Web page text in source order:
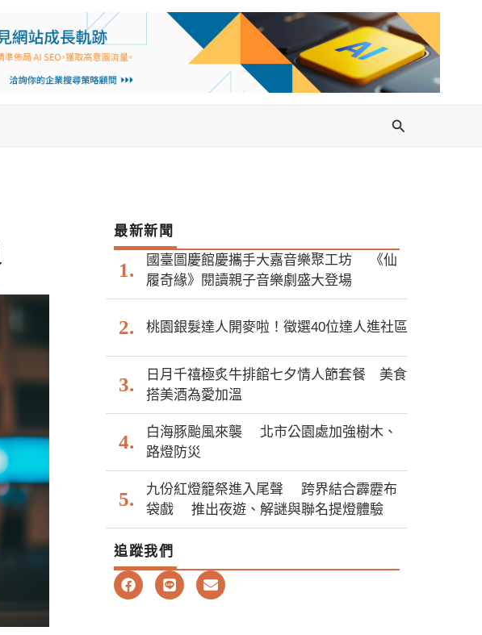
搜
最新新聞
國臺圖慶館慶攜手大嘉音樂聚工坊 《仙
履奇緣》閱讀親子音樂劇盛大登場
桃園銀髮達人開麥啦！徵選40位達人進社區
日月千禧極炙牛排館七夕情人節套餐 美食
搭美酒為愛加溫
白海豚颱風來襲 北市公園處加強樹木、
路燈防災
九份紅燈籠祭進入尾聲 跨界結合霹靂布
袋戲 推出夜遊、解謎與聯名提燈體驗
追蹤我們
F
a
L
i
E
n